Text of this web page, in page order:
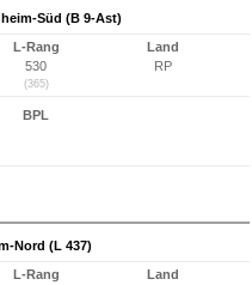
Süd (B 9-Ast)
L-Rang
530
(365)
Land
RP
BPL
Nord (L 437)
L-Rang
Land